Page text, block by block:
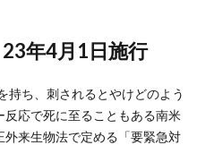
23年4月1日施行
持ち、刺されるとやけどのよう
応で死に至ることもある南米
来生物法で定める「要緊急対